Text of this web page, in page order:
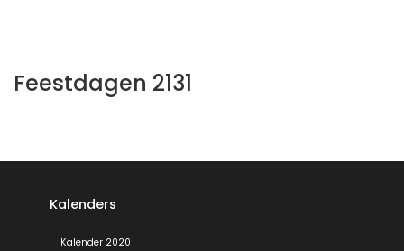
Feestdagen 2131
Kalenders
Kalender 2020